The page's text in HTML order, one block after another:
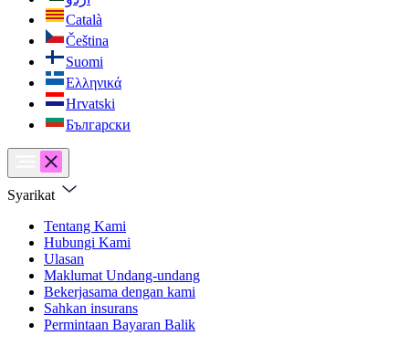
Català
Čeština
Suomi
Ελληνικά
Hrvatski
Български
Syarikat
Tentang Kami
Hubungi Kami
Ulasan
Maklumat Undang-undang
Bekerjasama dengan kami
Sahkan insurans
Permintaan Bayaran Balik